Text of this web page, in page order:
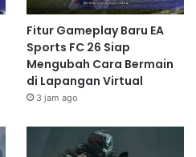
Fitur Gameplay Baru EA
Sports FC 26 Siap
Mengubah Cara Bermain
di Lapangan Virtual
3 jam ago